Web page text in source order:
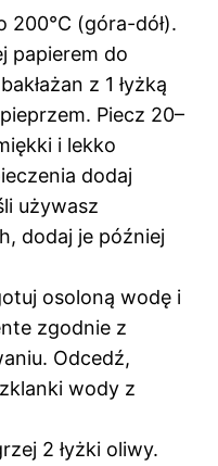
200°C (góra-dół).
papierem do
z 1 łyżką
Piecz 20–
i lekko
dodaj
używasz
dodaj je później
osoloną wodę i
zgodnie z
Odcedź,
wody z
2 łyżki oliwy.